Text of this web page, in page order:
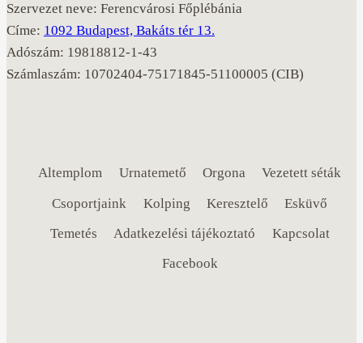
Szervezet neve: Ferencvárosi Főplébánia
Címe: 1092 Budapest, Bakáts tér 13.
Adószám: 19818812-1-43
Számlaszám: 10702404-75171845-51100005 (CIB)
Altemplom Urnatemető Orgona
Vezetett séták
Csoportjaink
Kolping Keresztelő
Esküvő
Temetés
Adatkezelési tájékoztató
Kapcsolat
Facebook